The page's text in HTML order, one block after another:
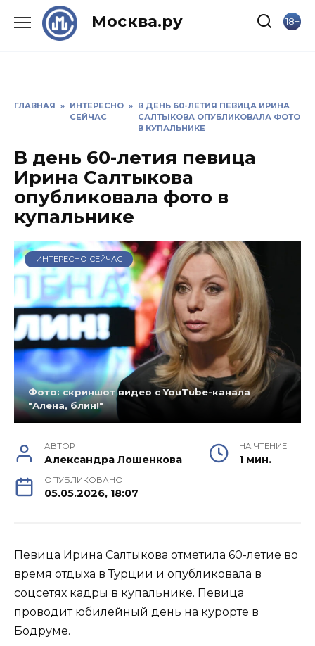
Москва.ру 18+
ГЛАВНАЯ » ИНТЕРЕСНО
СЕЙЧАС
» В ДЕНЬ 60-ЛЕТИЯ ПЕВИЦА ИРИНА
САЛТЫКОВА ОПУБЛИКОВАЛА ФОТО
В КУПАЛЬНИКЕ
В день 60-летия певица
Ирина Салтыкова
опубликовала фото в
купальнике
ИНТЕРЕСНО СЕЙЧАС
Фото: скриншот видео с YouTube-канала
"Алена, блин!"
АВТОР
Александра Лошенкова
НА ЧТЕНИЕ
1 мин.
ОПУБЛИКОВАНО
05.05.2026, 18:07
Певица Ирина Салтыкова отметила 60-летие во
время отдыха в Турции и опубликовала в
соцсетях кадры в купальнике. Певица
проводит юбилейный день на курорте в
Бодруме.